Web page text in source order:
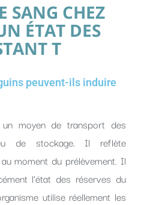
SANG CHEZ
ÉTAT DES
T
peuvent-ils induire
moyen de transport des
de stockage. Il reflète
moment du prélèvement. Il
l’état des réserves du
utilise réellement les